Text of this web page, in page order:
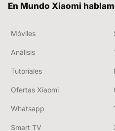
En Mundo Xiaomi
Móviles
Análisis
Tutoriales
Ofertas Xiaomi
Whatsapp
Smart TV